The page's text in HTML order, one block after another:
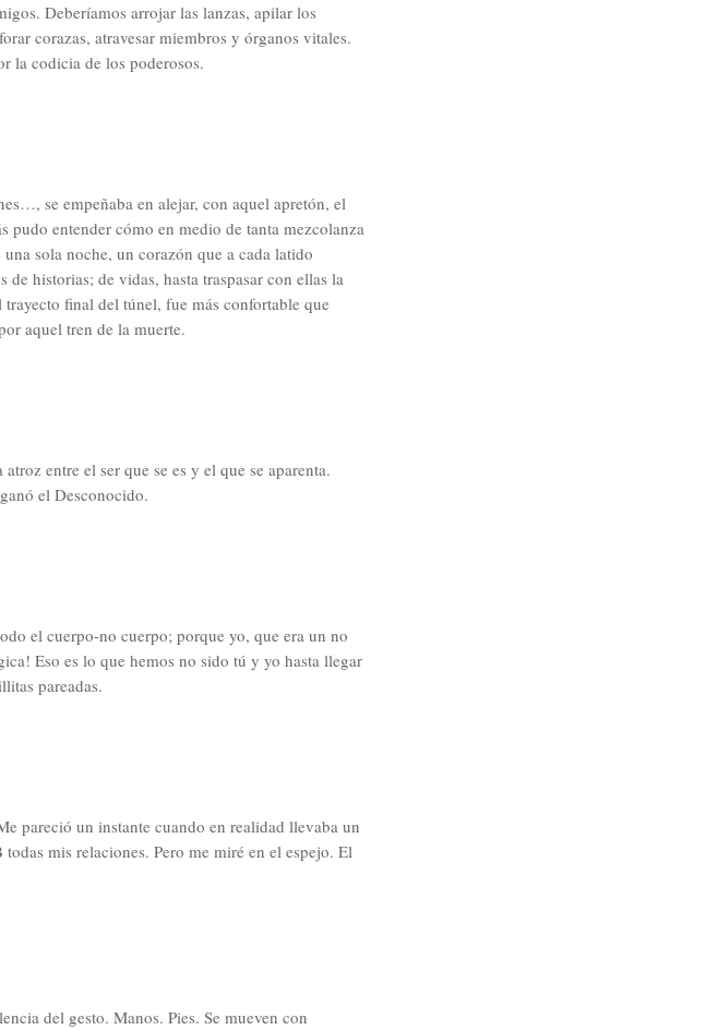
Deberíamos arrojar las lanzas, apilar los
corazas, atravesar miembros y órganos vitales.
la codicia de los poderosos.
se empeñaba en alejar, con aquel apretón, el
entender cómo en medio de tanta mezcolanza
sola noche, un corazón que a cada latido
historias; de vidas, hasta traspasar con ellas la
final del túnel, fue más confortable que
aquel tren de la muerte.
entre el ser que se es y el que se aparenta.
el Desconocido.
el cuerpo-no cuerpo; porque yo, que era un no
Eso es lo que hemos no sido tú y yo hasta llegar
pareadas.
pareció un instante cuando en realidad llevaba un
mis relaciones. Pero me miré en el espejo. El
del gesto. Manos. Pies. Se mueven con